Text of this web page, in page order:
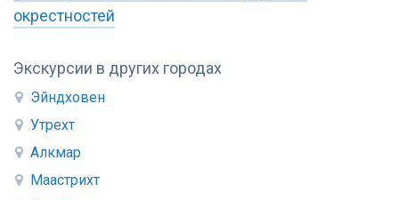
Экскурсии в других городах
Эйндховен
Утрехт
Алкмар
Маастрихт
окрестностей